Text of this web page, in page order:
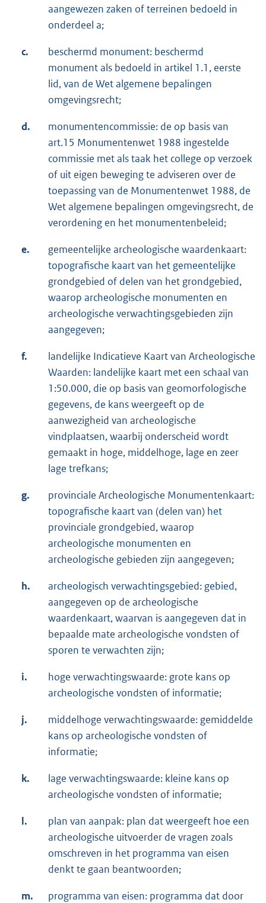
aangewezen zaken of terreinen bedoeld in
onderdeel a;
c.
beschermd monument: beschermd
monument als bedoeld in artikel 1.1, eerste
lid, van de Wet algemene bepalingen
omgevingsrecht;
d.
monumentencommissie: de op basis van
art.15 Monumentenwet 1988 ingestelde
commissie met als taak het college op verzoek
of uit eigen beweging te adviseren over de
toepassing van de Monumentenwet 1988, de
Wet algemene bepalingen omgevingsrecht, de
verordening en het monumentenbeleid;
e.
gemeentelijke archeologische waardenkaart:
topografische kaart van het gemeentelijke
grondgebied of delen van het grondgebied,
waarop archeologische monumenten en
archeologische verwachtingsgebieden zijn
aangegeven;
f.
landelijke Indicatieve Kaart van Archeologische
Waarden: landelijke kaart met een schaal van
1:50.000, die op basis van geomorfologische
gegevens, de kans weergeeft op de
aanwezigheid van archeologische
vindplaatsen, waarbij onderscheid wordt
gemaakt in hoge, middelhoge, lage en zeer
lage trefkans;
g.
provinciale Archeologische Monumentenkaart:
topografische kaart van (delen van) het
provinciale grondgebied, waarop
archeologische monumenten en
archeologische gebieden zijn aangegeven;
h.
archeologisch verwachtingsgebied: gebied,
aangegeven op de archeologische
waardenkaart, waarvan is aangegeven dat in
bepaalde mate archeologische vondsten of
sporen te verwachten zijn;
i.
hoge verwachtingswaarde: grote kans op
archeologische vondsten of informatie;
j.
middelhoge verwachtingswaarde: gemiddelde
kans op archeologische vondsten of
informatie;
k.
lage verwachtingswaarde: kleine kans op
archeologische vondsten of informatie;
l.
plan van aanpak: plan dat weergeeft hoe een
archeologische uitvoerder de vragen zoals
omschreven in het programma van eisen
denkt te gaan beantwoorden;
m.
programma van eisen: programma dat door